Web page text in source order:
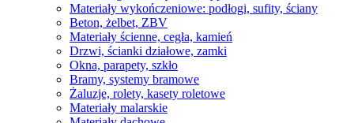
Materiały wykończeniowe: podłogi, sufity, ściany
Beton, żelbet, ZBV
Materiały ścienne, cegła, kamień
Drzwi, ścianki działowe, zamki
Okna, parapety, szkło
Bramy, systemy bramowe
Żaluzje, rolety, kasety roletowe
Materiały malarskie